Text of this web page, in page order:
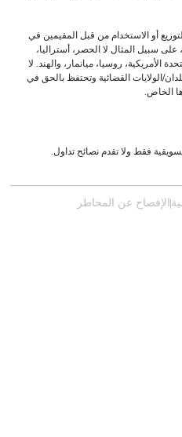
من قبل المقيمين في
لا الحصر، أستراليا،
روسيا، ميانمار، والهند. لا
القضائية وتحتفظ بالحق في
عن المخاطر